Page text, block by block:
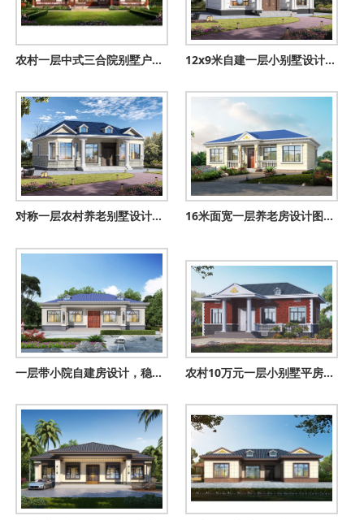
农村一层中式三合院别墅户型图，这才是适合中国人建的好房子 12x9米自建一层小别墅设计图，占地不大造价低，简单舒适人人夸
对称一层农村养老别墅设计方案，室内户型布局合理，14x12米 16米面宽一层养老房设计图，宽敞不压抑，全家够住也不挤
一层带小院自建房设计，稳重经济，适合老人自住养老 农村10万元一层小别墅平房设计图大全，含效果图